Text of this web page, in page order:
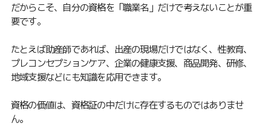
だからこそ、自分の資格を「職業名」だけで考えないことが重
要です。
たとえば助産師であれば、出産の現場だけではなく、性教育、
プレコンセプションケア、企業の健康支援、商品開発、研修、
地域支援などにも知識を応用できます。
資格の価値は、資格証の中だけに存在するものではありませ
ん。